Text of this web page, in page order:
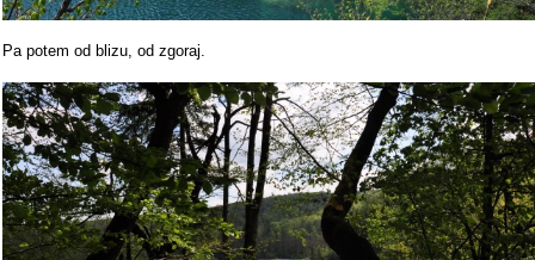
Pa potem od blizu, od zgoraj.